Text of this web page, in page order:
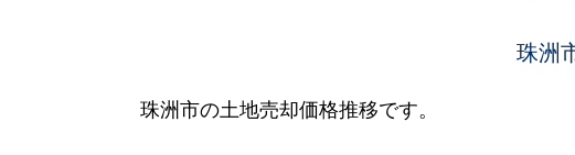
珠洲
珠洲市の土地売却価格推移です。